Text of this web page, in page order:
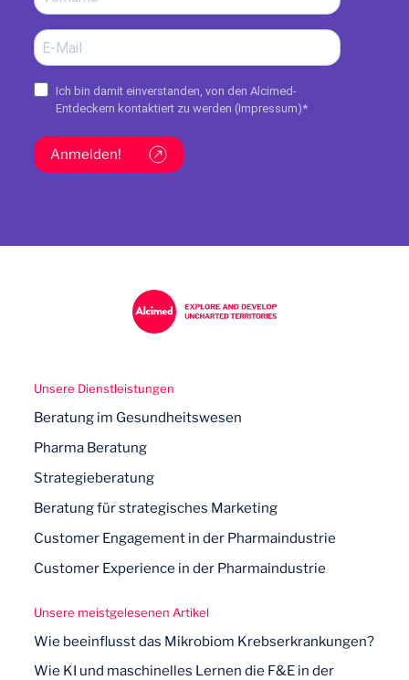
Ich bin damit einverstanden, von den Alcimed-
Entdeckern kontaktiert zu werden (Impressum)*
Anmelden!
Unsere Dienstleistungen
Beratung im Gesundheitswesen
Pharma Beratung
Strategieberatung
Beratung für strategisches Marketing
Customer Engagement in der Pharmaindustrie
Customer Experience in der Pharmaindustrie
Unsere meistgelesenen Artikel
Wie beeinflusst das Mikrobiom Krebserkrankungen?
Wie KI und maschinelles Lernen die F&E in der